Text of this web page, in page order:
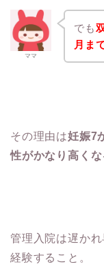
ママ
でも
月ま
その理由は妊娠7
性がかなり高く
管理入院は遅か
経験すること。